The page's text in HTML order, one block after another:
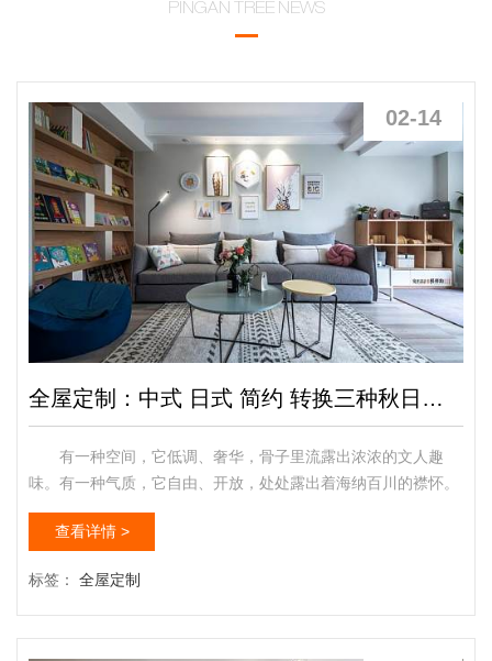
PINGAN TREE NEWS
02-14
全屋定制：中式 日式 简约 转换三种秋日表情
有一种空间，它低调、奢华，骨子里流露出浓浓的文人趣
味。有一种气质，它自由、开放，处处露出着海纳百川的襟怀。
好的设计能带给你的家居无穷的乐趣，为你介绍中式、日式、简
约三大主流装修作风，看能为你的家居装修带来一些灵感
貌： 搭配点评：客厅简约、大气、宁静美满跟喜悦，极具东
方韵味的意境空间，简约的电视背景，在柔跟的灯光下看上去十
分温馨。全屋定制十大...
查看详情 >
标签： 全屋定制